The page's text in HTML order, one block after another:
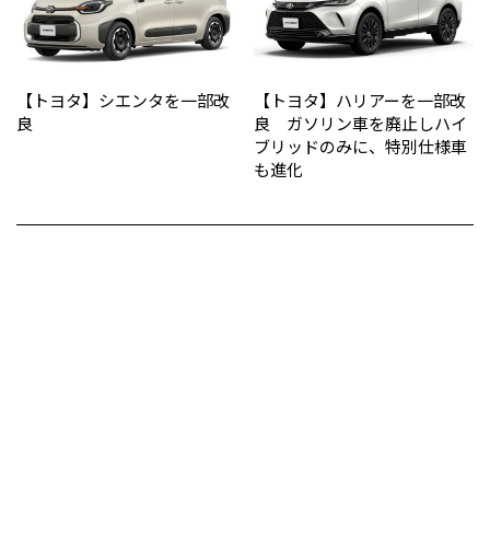
【トヨタ】シエンタを一部改
良
【トヨタ】ハリアーを一部改
良 ガソリン車を廃止しハイ
ブリッドのみに、特別仕様車
も進化